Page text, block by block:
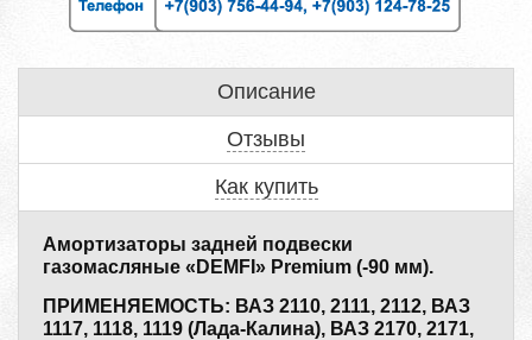
Описание
Отзывы
Как купить
Амортизаторы задней подвески
газомасляные «DEMFI» Premium (-90 мм).
ПРИМЕНЯЕМОСТЬ: ВАЗ 2110, 2111, 2112, ВАЗ
1117, 1118, 1119 (Лада-Калина), ВАЗ 2170, 2171,